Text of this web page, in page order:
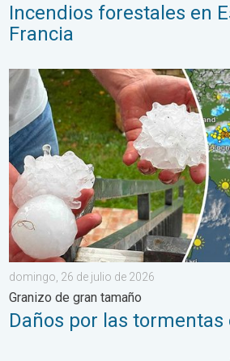
Incendios forestales en
Francia
Daños por las tormentas en el
domingo, 26 de julio de 2026
Granizo de gran tamaño
Daños por las